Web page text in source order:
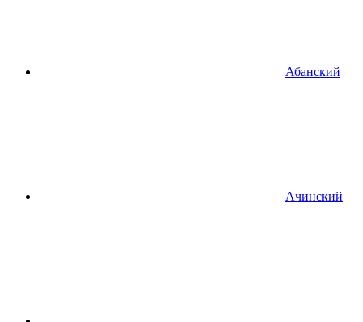
Абанский
Ачинский